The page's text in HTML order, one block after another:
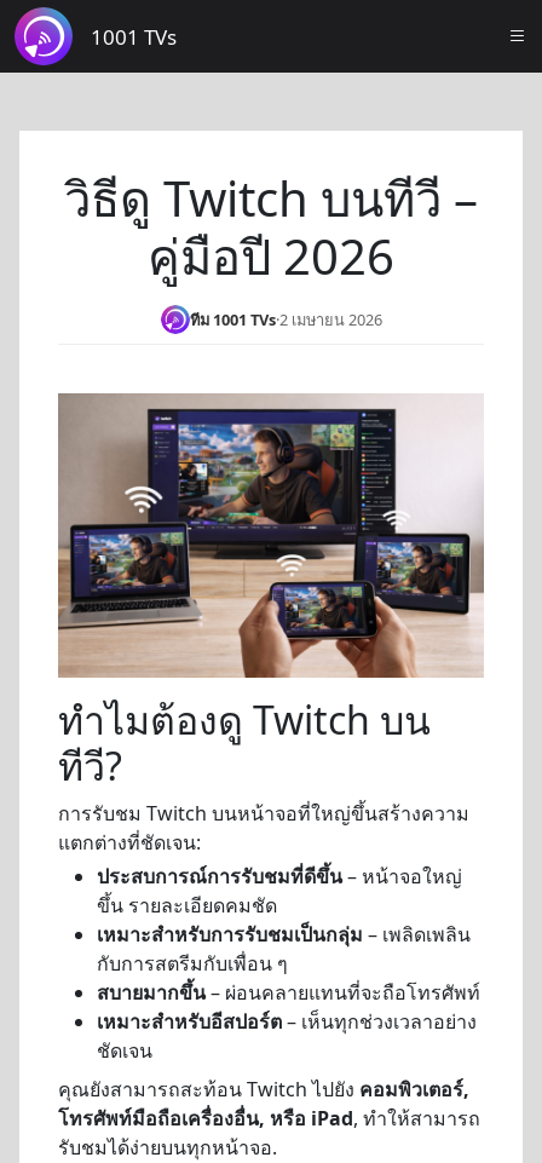
1001 TVs
วิธีดู Twitch บนทีวี –
คู่มือปี 2026
ทีม 1001 TVs·2 เมษายน 2026
ทำไมต้องดู Twitch บน
ทีวี?
การรับชม Twitch บนหน้าจอที่ใหญ่ขึ้นสร้างความ
แตกต่างที่ชัดเจน:
ประสบการณ์การรับชมที่ดีขึ้น– หน้าจอใหญ่
ขึ้น รายละเอียดคมชัด
เหมาะสำหรับการรับชมเป็นกลุ่ม – เพลิดเพลิน
กับการสตรีมกับเพื่อน ๆ
สบายมากขึ้น– ผ่อนคลายแทนที่จะถือโทรศัพท์
เหมาะสำหรับอีสปอร์ต– เห็นทุกช่วงเวลาอย่าง
ชัดเจน
คุณยังสามารถสะท้อน Twitch ไปยัง คอมพิวเตอร์,
โทรศัพท์มือถือเครื่องอื่น, หรือ iPad, ทำให้สามารถ
รับชมได้ง่ายบนทุกหน้าจอ.